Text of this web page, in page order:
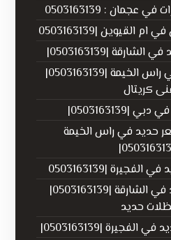
: 0503163139
|0503163139
|0503163139|
حداد أبواب حديد في راس الخيمة |0503163139|
كريتال
حديد في راس الخيمة
|0503163139
تركيب قرميد حديد في الشارقة |0503163139|
حديد
|0503163139|